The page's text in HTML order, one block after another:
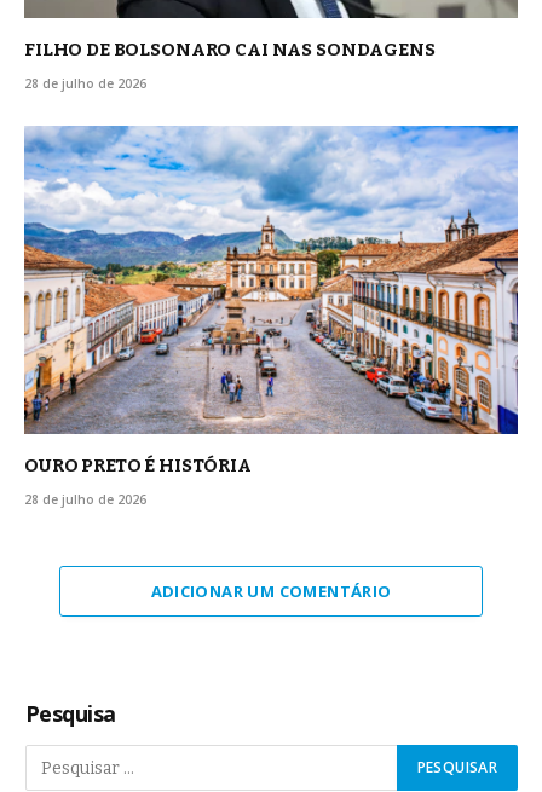
FILHO DE BOLSONARO CAI NAS SONDAGENS
28 de julho de 2026
OURO PRETO É HISTÓRIA
28 de julho de 2026
ADICIONAR UM COMENTÁRIO
Pesquisa